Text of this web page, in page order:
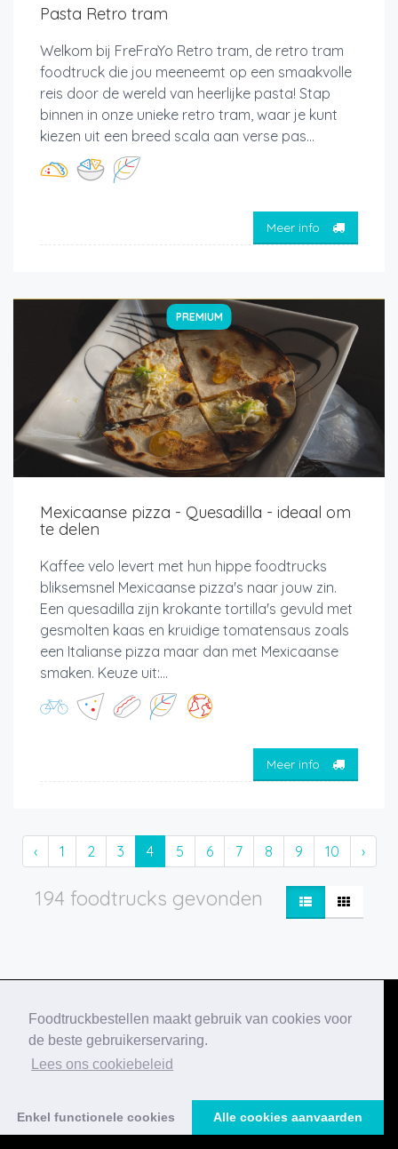
Foodtruckbestellen maakt gebruik van cookies voor
de beste gebruikerservaring.
Lees ons cookiebeleid
Enkel functionele cookies Alle cookies aanvaarden
Pasta Retro tram
Welkom bij FreFraYo Retro tram, de retro tram
foodtruck die jou meeneemt op een smaakvolle
reis door de wereld van heerlijke pasta! Stap
binnen in onze unieke retro tram, waar je kunt
kiezen uit een breed scala aan verse pas...
Meer info
PREMIUM
Mexicaanse pizza - Quesadilla - ideaal om
te delen
Kaffee velo levert met hun hippe foodtrucks
bliksemsnel Mexicaanse pizza's naar jouw zin.
Een quesadilla zijn krokante tortilla's gevuld met
gesmolten kaas en kruidige tomatensaus zoals
een Italianse pizza maar dan met Mexicaanse
smaken. Keuze uit:...
Meer info
‹ 1 2 3 4 5 6 7 8 9 10 ›
194 foodtrucks gevonden
Onze nieuwste
blogberichten